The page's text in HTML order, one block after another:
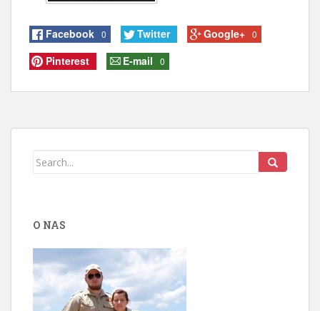
Facebook 0 Twitter Google+ 0
Pinterest E-mail 0
O NAS